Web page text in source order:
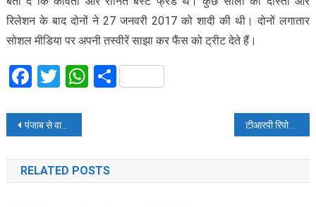
रिलेशन के बाद दोनों ने 27 जनवरी 2017 को शादी की थी। दोनों लगातार
सोशल मीडिया पर अपनी तस्वीरें साझा कर फैंस को ट्रीट देते हैं।
Facebook
Twitter
WhatsApp
Share
Post
navigation
पंजाब से वापस आकर कपिल शर्मा ने परिवार के साथ मनाई दिवाली टीआरपी रिपोर्ट:फिर मारी रुपाली गांगूली के शो ‘अनुपमा’ ने बाजी
RELATED POSTS